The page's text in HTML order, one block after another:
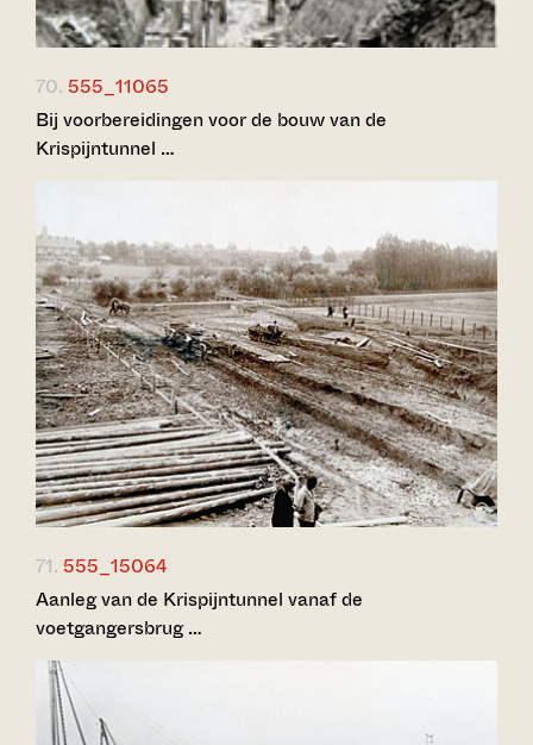
70. 555_11065
Bij voorbereidingen voor de bouw van de
Krispijntunnel …
71. 555_15064
Aanleg van de Krispijntunnel vanaf de
voetgangersbrug …